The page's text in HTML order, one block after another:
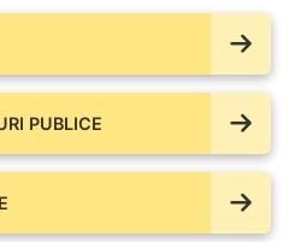
PUBLICE